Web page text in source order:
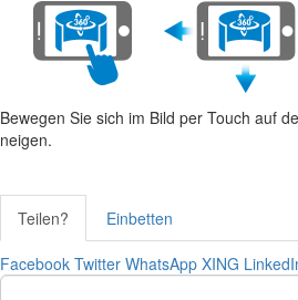
Bewegen Sie sich im Bild per Touch auf
neigen.
Teilen? Einbetten
Facebook Twitter WhatsApp XING